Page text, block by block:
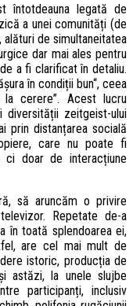
întotdeauna legată de
a unei comunități (de
de simultaneitatea
dar mai ales pentru
a fi clarificat în detaliu.
în condiții bun“, ceea
cerere”. Acest lucru
diversității zeitgeist-ului
prin distanțarea socială
care nu poate fi
doar de interacțiune
să aruncăm o privire
Repetate de-a
în toată splendoarea ei,
are cel mai mult de
istoric, producția de
astăzi, la unele slujbe
participanți, inclusiv